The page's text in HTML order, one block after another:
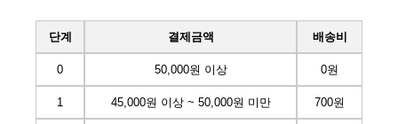
단계 결제금액 배송비
0 50,000원 이상 0원
1 45,000원 이상 ~ 50,000원 미만 700원